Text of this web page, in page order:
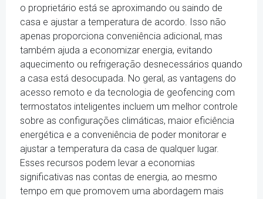
o proprietário está se aproximando ou saindo de
casa e ajustar a temperatura de acordo. Isso não
apenas proporciona conveniência adicional, mas
também ajuda a economizar energia, evitando
aquecimento ou refrigeração desnecessários quando
a casa está desocupada. No geral, as vantagens do
acesso remoto e da tecnologia de geofencing com
termostatos inteligentes incluem um melhor controle
sobre as configurações climáticas, maior eficiência
energética e a conveniência de poder monitorar e
ajustar a temperatura da casa de qualquer lugar.
Esses recursos podem levar a economias
significativas nas contas de energia, ao mesmo
tempo em que promovem uma abordagem mais